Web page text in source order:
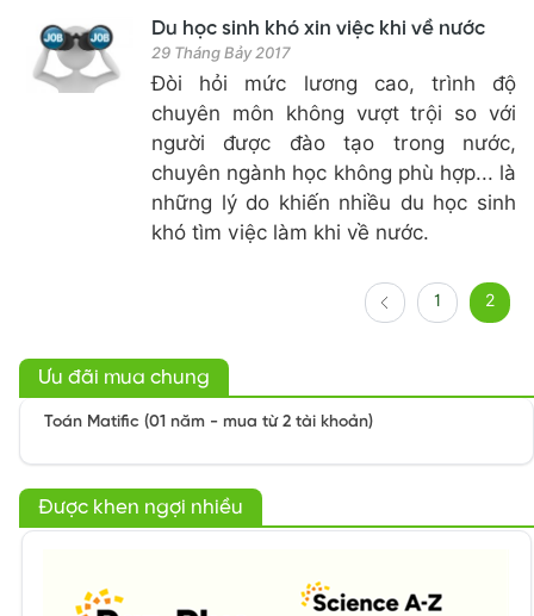
Du học sinh khó xin việc khi về nước
29 Tháng Bảy 2017
Đòi hỏi mức lương cao, trình độ
chuyên môn không vượt trội so với
người được đào tạo trong nước,
chuyên ngành học không phù hợp... là
những lý do khiến nhiều du học sinh
khó tìm việc làm khi về nước.
1 2
Ưu đãi mua chung
Toán Matific (01 năm - mua từ 2 tài khoản)
Được khen ngợi nhiều